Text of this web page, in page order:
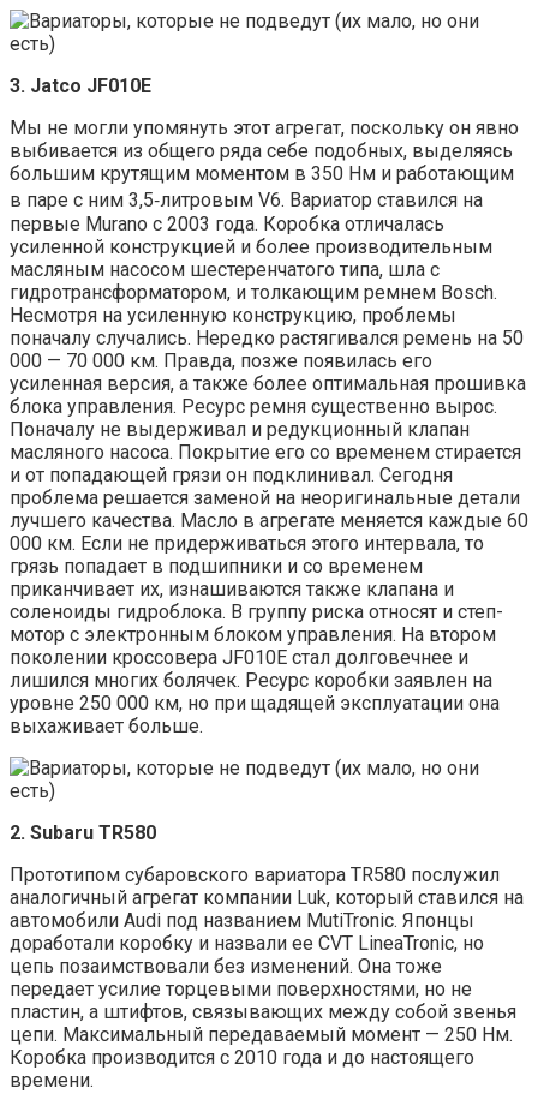
3. Jatco JF010E
Мы не могли упомянуть этот агрегат, поскольку он явно
выбивается из общего ряда себе подобных, выделяясь
большим крутящим моментом в 350 Нм и работающим
в паре с ним 3,5‑литровым V6. Вариатор ставился на
первые Murano c 2003 года. Коробка отличалась
усиленной конструкцией и более производительным
масляным насосом шестеренчатого типа, шла с
гидротрансформатором, и толкающим ремнем Bosch.
Несмотря на усиленную конструкцию, проблемы
поначалу случались. Нередко растягивался ремень на 50
000 — 70 000 км. Правда, позже появилась его
усиленная версия, а также более оптимальная прошивка
блока управления. Ресурс ремня существенно вырос.
Поначалу не выдерживал и редукционный клапан
масляного насоса. Покрытие его со временем стирается
и от попадающей грязи он подклинивал. Сегодня
проблема решается заменой на неоригинальные детали
лучшего качества. Масло в агрегате меняется каждые 60
000 км. Если не придерживаться этого интервала, то
грязь попадает в подшипники и со временем
приканчивает их, изнашиваются также клапана и
соленоиды гидроблока. В группу риска относят и степ-
мотор с электронным блоком управления. На втором
поколении кроссовера JF010E стал долговечнее и
лишился многих болячек. Ресурс коробки заявлен на
уровне 250 000 км, но при щадящей эксплуатации она
выхаживает больше.
2. Subaru TR580
Прототипом субаровского вариатора TR580 послужил
аналогичный агрегат компании Luk, который ставился на
автомобили Audi под названием MutiTronic. Японцы
доработали коробку и назвали ее CVT LineaTronic, но
цепь позаимствовали без изменений. Она тоже
передает усилие торцевыми поверхностями, но не
пластин, а штифтов, связывающих между собой звенья
цепи. Максимальный передаваемый момент — 250 Нм.
Коробка производится с 2010 года и до настоящего
времени.